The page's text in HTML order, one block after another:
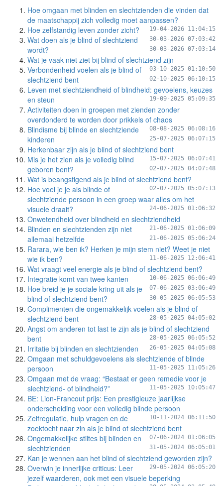
Hoe omgaan met blinden en slechtzienden die vinden dat
de maatschappij zich volledig moet aanpassen?
19-04-2026 11:04:15
Hoe zelfstandig leven zonder zicht?
30-03-2026 07:03:42
Wat doen als je blind of slechtziend
wordt?
30-03-2026 07:03:14
Wat je vaak niet ziet bij blind of slechtziend zijn
03-10-2025 01:10:50
Verbondenheid voelen als je blind of
slechtziend bent
02-10-2025 06:10:15
Leven met slechtziendheid of blindheid: gevoelens, keuzes
en steun
19-09-2025 05:09:35
Activiteiten doen in groepen met zienden zonder
overdonderd te worden door prikkels of chaos
08-08-2025 06:08:16
Blindisme bij blinde en slechtziende
kinderen
25-07-2025 06:07:15
Herkenbaar zijn als je blind of slechtziend bent
15-07-2025 06:07:41
Mis je het zien als je volledig blind
geboren bent?
02-07-2025 04:07:48
Wat is beangstigend als je blind of slechtziend bent?
02-07-2025 05:07:13
Hoe voel je je als blinde of
slechtziende persoon in een groep waar alles om het
visuele draait?
24-06-2025 01:06:32
Onwetendheid over blindheid en slechtziendheid
21-06-2025 01:06:09
Blinden en slechtzienden zijn niet
allemaal hetzelfde
21-06-2025 05:06:24
Rarara, wie ben ik? Herken je mijn stem niet? Weet je niet
wie ik ben?
11-06-2025 12:06:41
Wat vraagt veel energie als je blind of slechtziend bent?
10-06-2025 06:06:49
Integratie komt van twee kanten
07-06-2025 03:06:49
Hoe breid je je sociale kring uit als je
blind of slechtziend bent?
30-05-2025 06:05:53
Complimenten die ongemakkelijk voelen als je blind of
slechtziend bent
28-05-2025 04:05:02
Angst om anderen tot last te zijn als je blind of slechtziend
bent
28-05-2025 06:05:52
Irritatie bij blinden en slechtzienden 26-05-2025 04:05:08
Omgaan met schuldgevoelens als slechtziende of blinde
persoon
11-05-2025 11:05:26
Omgaan met de vraag: “Bestaat er geen remedie voor je
slechtziend- of blindheid?”
11-05-2025 10:05:47
BE: Lion-Francout prijs: Een prestigieuze jaarlijkse
onderscheiding voor een volledig blinde persoon
10-11-2024 06:11:50
Zelfregulatie, hulp vragen en de
zoektocht naar zin als je blind of slechtziend bent
07-06-2024 01:06:05
Ongemakkelijke stiltes bij blinden en
slechtzienden
31-05-2024 06:05:01
Kan je wennen aan het blind of slechtziend geworden zijn?
29-05-2024 06:05:20
Overwin je innerlijke criticus: Leer
jezelf waarderen, ook met een visuele beperking